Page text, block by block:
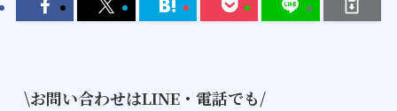
\お問い合わせはLINE・電話でも/